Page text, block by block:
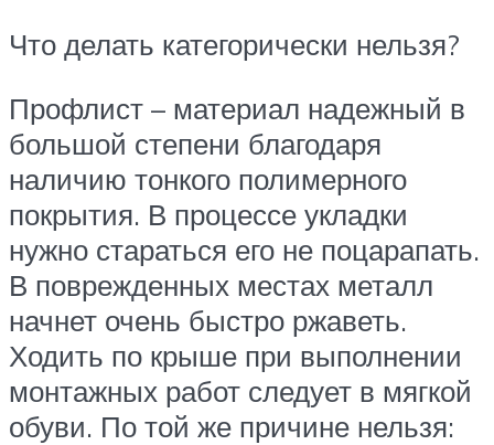
Что делать категорически нельзя?
Профлист – материал надежный в
большой степени благодаря
наличию тонкого полимерного
покрытия. В процессе укладки
нужно стараться его не поцарапать.
В поврежденных местах металл
начнет очень быстро ржаветь.
Ходить по крыше при выполнении
монтажных работ следует в мягкой
обуви. По той же причине нельзя: